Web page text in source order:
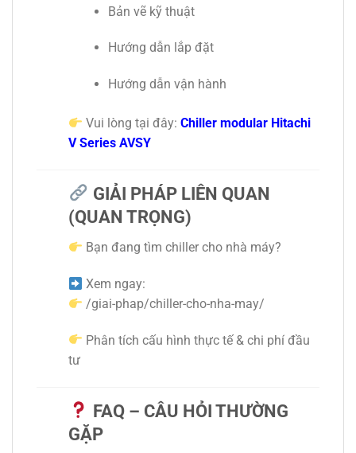
Bản vẽ kỹ thuật
Hướng dẫn lắp đặt
Hướng dẫn vận hành
Vui lòng tại đây:Chiller modular Hitachi
V Series AVSY
GIẢI PHÁP LIÊN QUAN
(QUAN TRỌNG)
Bạn đang tìm chiller cho nhà máy?
Xem ngay:
/giai-phap/chiller-cho-nha-may/
Phân tích cấu hình thực tế & chi phí đầu
tư
FAQ – CÂU HỎI THƯỜNG
GẶP